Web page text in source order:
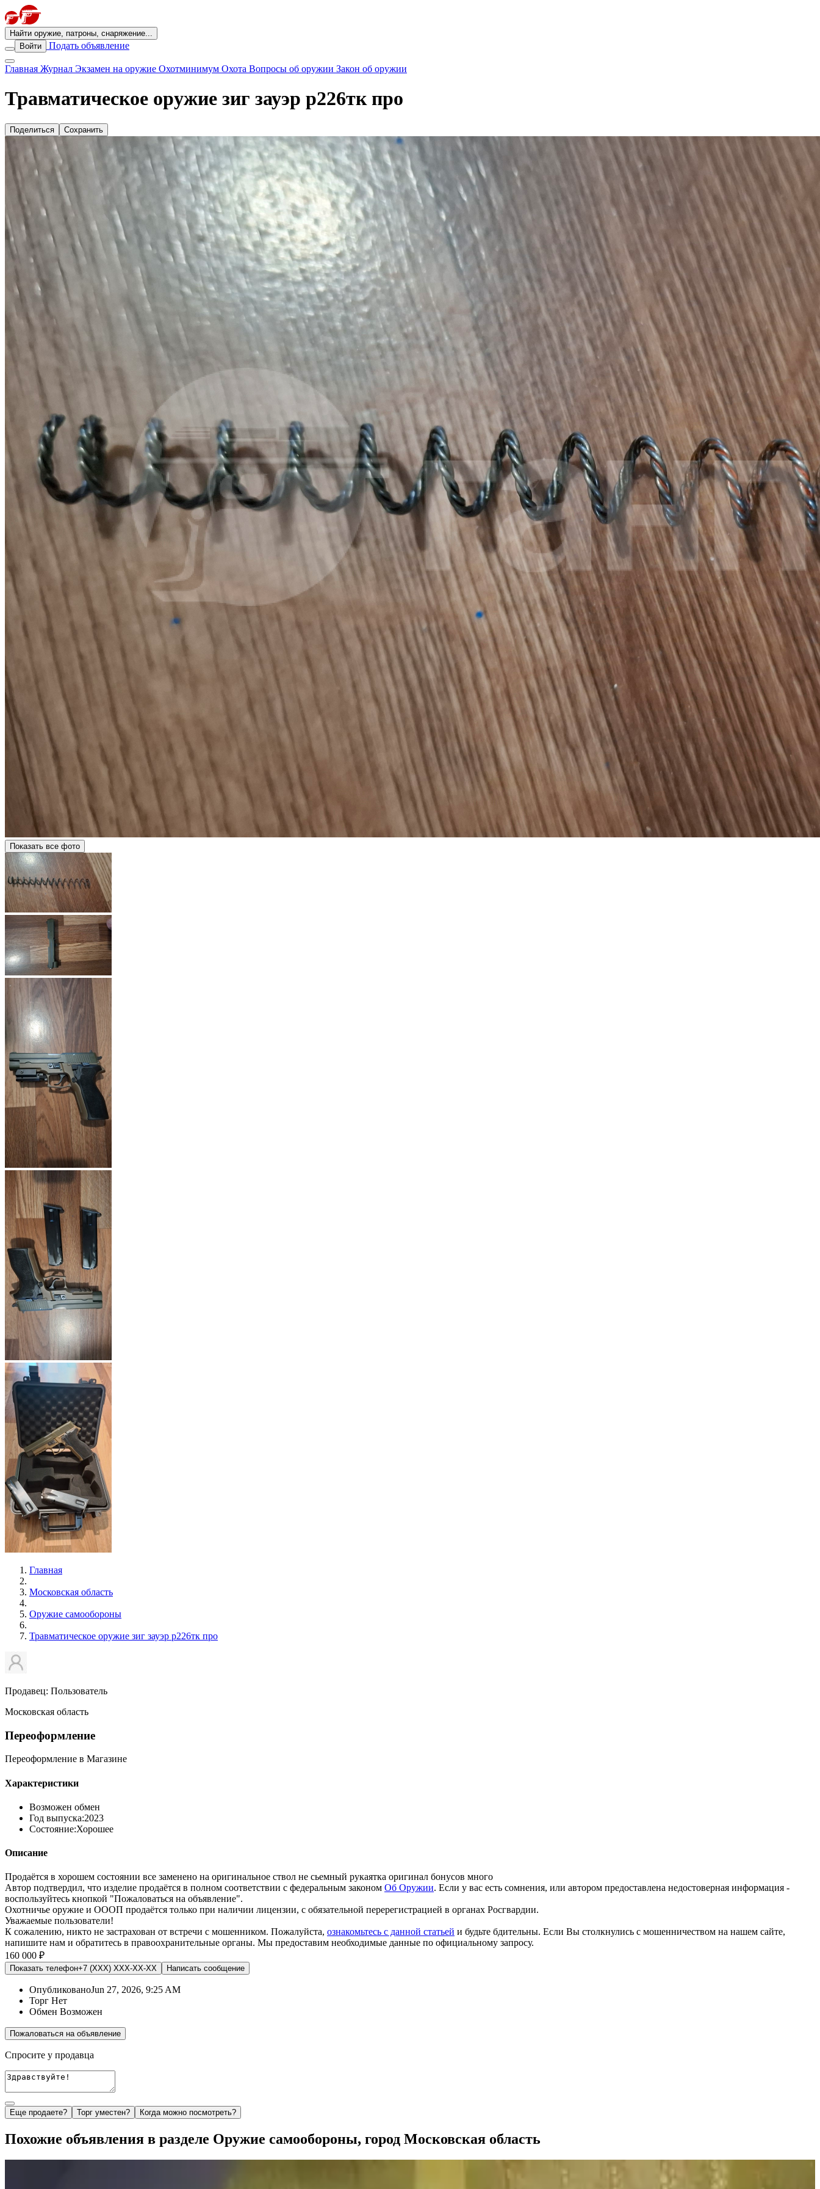
Найти оружие, патроны, снаряжение...
Войти
Подать объявление
Главная Журнал Экзамен на оружие Охотминимум Охота Вопросы об оружии Закон об оружии
Травматическое оружие зиг зауэр р226тк про
Поделиться Сохранить
Показать все фото
Главная
Московская область
Оружие самообороны
Травматическое оружие зиг зауэр р226тк про
Продавец: Пользователь
Московская область
Переоформление
Переоформление в Магазине
Характеристики
Возможен обмен
Год выпуска:2023
Состояние:Хорошее
Описание
Продаётся в хорошем состоянии все заменено на оригинальное ствол не сьемный рукаятка оригинал бонусов много
Автор подтвердил, что изделие продаётся в полном соответствии с федеральным законом Об Оружии. Если у вас есть сомнения, или автором предоставлена недостоверная информация -
воспользуйтесь кнопкой "Пожаловаться на объявление".
Охотничье оружие и ОООП продаётся только при наличии лицензии, с обязательной перерегистрацией в органах Росгвардии.
Уважаемые пользователи!
К сожалению, никто не застрахован от встречи с мошенником. Пожалуйста, ознакомьтесь с данной статьей и будьте бдительны. Если Вы столкнулись с мошенничеством на нашем сайте,
напишите нам и обратитесь в правоохранительные органы. Мы предоставим необходимые данные по официальному запросу.
160 000 ₽
Показать телефон+7 (XXX) XXX-XX-XX Написать сообщение
ОпубликованоJun 27, 2026, 9:25 AM
Торг Нет
Обмен Возможен
Пожаловаться на объявление
Спросите у продавца
Еще продаете? Торг уместен? Когда можно посмотреть?
Похожие объявления в разделе Оружие самообороны, город Московская область